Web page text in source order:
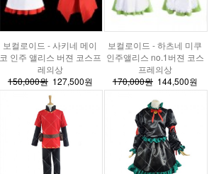
보컬로이드 - 사키네 메이
코 인주 앨리스 버젼 코스프
레의상
150,000원127,500원
보컬로이드 - 하츠네 미쿠
인주앨리스 no.1버젼 코스
프레의상
170,000원144,500원